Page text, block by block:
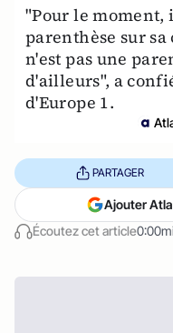
"Pour le moment,
parenthèse sur
n'est pas une
d'ailleurs", a
d'Europe 1.
Écoutez cet article
PARTAGER
Ajouter